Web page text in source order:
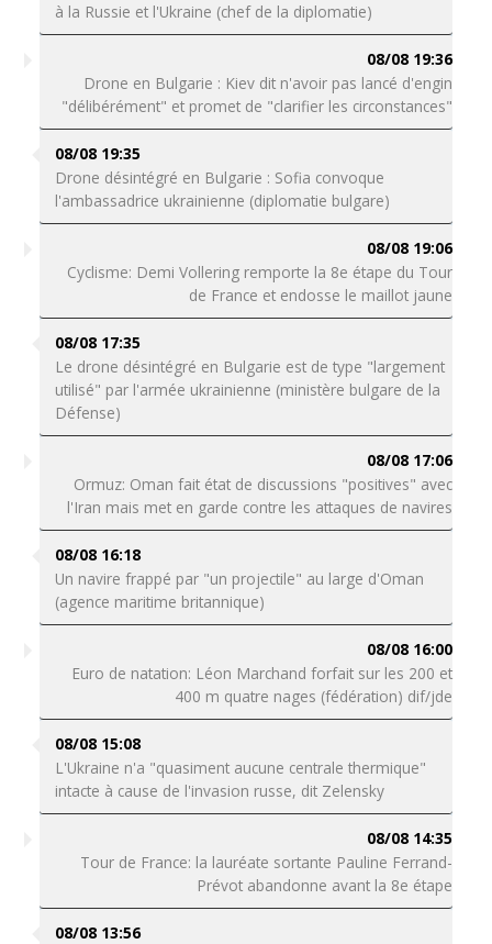
à la Russie et l'Ukraine (chef de la diplomatie)
08/08 19:36
Drone en Bulgarie : Kiev dit n'avoir pas lancé d'engin
"délibérément" et promet de "clarifier les circonstances"
08/08 19:35
Drone désintégré en Bulgarie : Sofia convoque
l'ambassadrice ukrainienne (diplomatie bulgare)
08/08 19:06
Cyclisme: Demi Vollering remporte la 8e étape du Tour
de France et endosse le maillot jaune
08/08 17:35
Le drone désintégré en Bulgarie est de type "largement
utilisé" par l'armée ukrainienne (ministère bulgare de la
Défense)
08/08 17:06
Ormuz: Oman fait état de discussions "positives" avec
l'Iran mais met en garde contre les attaques de navires
08/08 16:18
Un navire frappé par "un projectile" au large d'Oman
(agence maritime britannique)
08/08 16:00
Euro de natation: Léon Marchand forfait sur les 200 et
400 m quatre nages (fédération) dif/jde
08/08 15:08
L'Ukraine n'a "quasiment aucune centrale thermique"
intacte à cause de l'invasion russe, dit Zelensky
08/08 14:35
Tour de France: la lauréate sortante Pauline Ferrand-
Prévot abandonne avant la 8e étape
08/08 13:56